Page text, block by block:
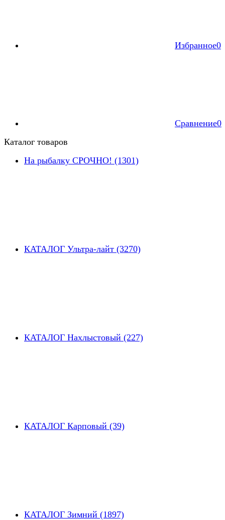
Избранное0
Сравнение0
Каталог товаров
На рыбалку СРОЧНО! (1301)
КАТАЛОГ Ультра-лайт (3270)
КАТАЛОГ Нахлыстовый (227)
КАТАЛОГ Карповый (39)
КАТАЛОГ Зимний (1897)